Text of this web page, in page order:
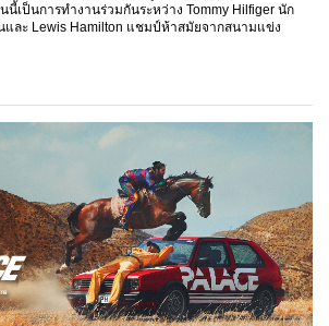
นี้เป็นการทำงานร่วมกันระหว่าง Tommy Hilfiger นัก
และ Lewis Hamilton แชมป์ห้าสมัยจากสนามแข่ง